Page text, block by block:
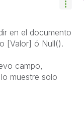
en el documento
[Valor] ó Null().
campo,
muestre solo